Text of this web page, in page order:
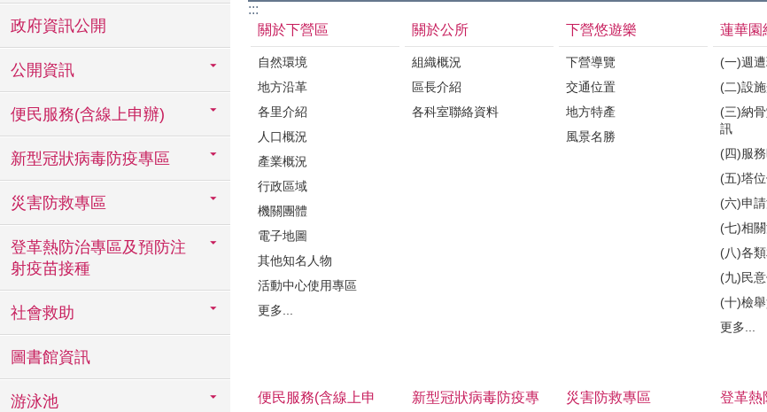
政府資訊公開
公開資訊
便民服務(含線上申辦)
新型冠狀病毒防疫專區
災害防救專區
登革熱防治專區及預防注
射疫苗接種
社會救助
圖書館資訊
游泳池
:::
關於下營區
自然環境
地方沿革
各里介紹
人口概況
產業概況
行政區域
機關團體
電子地圖
其他知名人物
活動中心使用專區
更多...
關於公所
組織概況
區長介紹
各科室聯絡資料
下營悠遊樂
下營導覽
交通位置
地方特產
風景名勝
蓮華園
(一)週
(二)設
(三)納
訊
(四)服
(五)塔
(六)申
(七)相
(八)各
(九)民
(十)檢
更多...
便民服務(含線上申
新型冠狀病毒防疫專
災害防救專區
登革熱